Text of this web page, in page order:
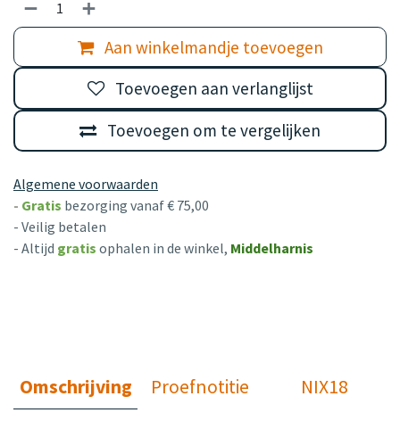
Aan winkelmandje toevoegen
Toevoegen om te vergelijken
Toevoegen aan verlanglijst
Algemene voorwaarden
- Gratis bezorging vanaf € 75,00
- Veilig betalen
- Altijd gratis ophalen in de winkel, Middelharnis
Omschrijving Proefnotitie NIX18